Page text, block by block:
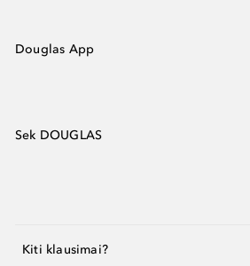
Douglas App
Sek DOUGLAS
Kiti klausimai?